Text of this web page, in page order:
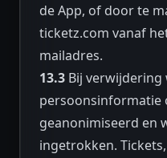
de App, of door te
ticketz.com vanaf
mailadres.
13.3 Bij
persoonsinformatie
geanonimiseerd en
ingetrokken.